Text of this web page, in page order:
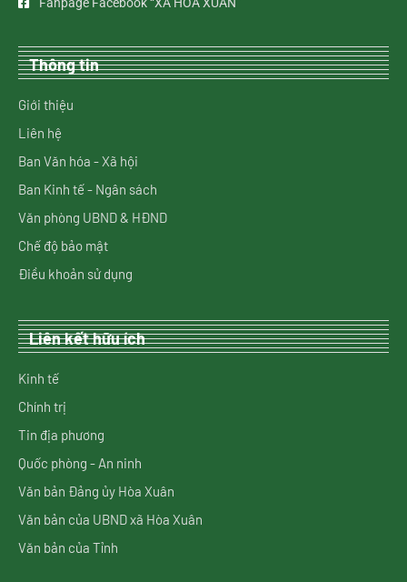
Thông tin
Giới thiệu
Liên hệ
Ban Văn hóa - Xã hội
Ban Kinh tế - Ngân sách
Văn phòng UBND & HĐND
Chế độ bảo mật
Điều khoản sử dụng
Liên kết hữu ích
Kinh tế
Chính trị
Tin địa phương
Quốc phòng - An ninh
Văn bản Đảng ủy Hòa Xuân
Văn bản của UBND xã Hòa Xuân
Văn bản của Tỉnh